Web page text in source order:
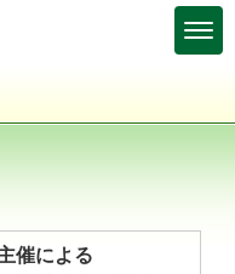
催による